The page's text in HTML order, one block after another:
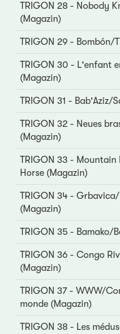
TRIGON 28 - Nobody
(Magazin)
TRIGON 29 - Bombón/
TRIGON 30 - L'enfant
(Magazin)
TRIGON 31 - Bab'Aziz/
TRIGON 32 - Neues
(Magazin)
TRIGON 33 -
Horse (Magazin)
TRIGON 34 -
(Magazin)
TRIGON 35 - Bamako/
TRIGON 36 - Congo
(Magazin)
TRIGON 37 - WWW/
monde (Magazin)
TRIGON 38 - Les